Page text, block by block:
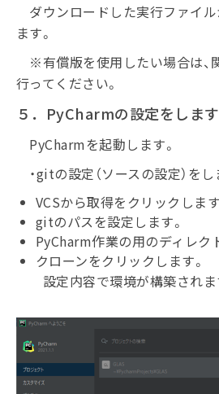
ダウンロードした実行ファイ
ます。
※有償版を使用したい場合は、
行ってください。
５．PyCharmの設定をします
PyCharmを起動します。
・gitの設定（ソースの設定）をし
VCSから取得をクリックします
gitのパスを設定します。
PyCharm作業の用のディレク
クローンをクリックします。
設定内容で環境が構築されま